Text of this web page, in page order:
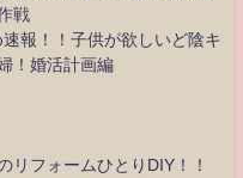
戦
報！！子供が欲しいど陰キ
！婚活計画編
リフォームひとりDIY！！